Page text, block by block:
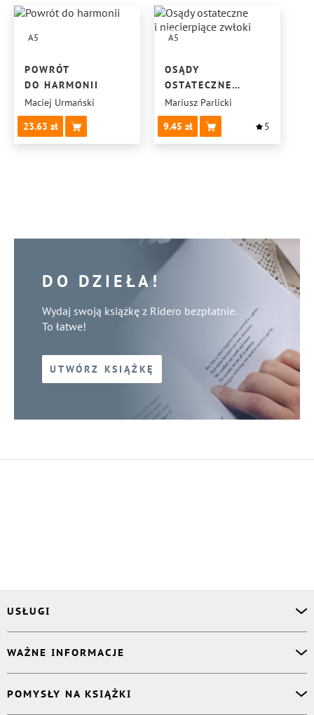
A5
POWRÓT
DO HARMONII
Maciej Urmański
23.63
A5
OSĄDY
OSTATECZNE
I NIECIERPIĄCE
ZWŁOKI
Mariusz Parlicki
9.45
5
DO DZIEŁA!
Wydaj swoją książkę z Ridero bezpłatnie.
To łatwe!
UTWÓRZ KSIĄŻKĘ
USŁUGI
Korektor
Projektant okładki
Druk Twojej książki
WAŻNE INFORMACJE
Książki Ridero
POMYSŁY NA KSIĄŻKI